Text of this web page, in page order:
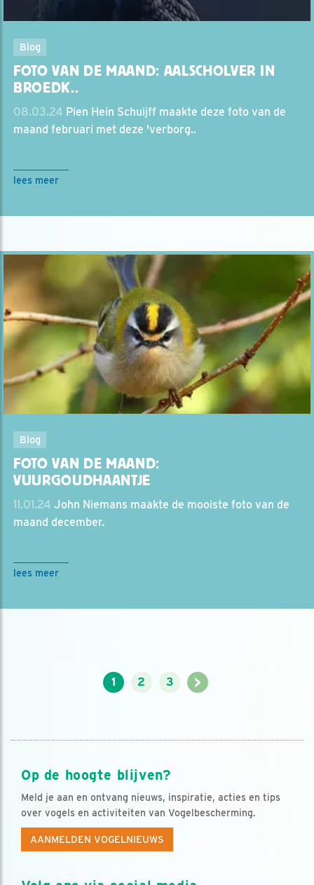
Blog
FOTO VAN DE MAAND: AALSCHOLVER IN
BROEDK..
08.03.24 Pien Hein Schuijff maakte deze foto van de
maand februari met deze 'verborg..
lees meer
Blog
FOTO VAN DE MAAND:
VUURGOUDHAANTJE
11.01.24 John Niemans maakte de mooiste foto van de
maand december.
lees meer
1 2 3 >
Op de hoogte blijven?
Meld je aan en ontvang nieuws, inspiratie, acties en tips
over vogels en activiteiten van Vogelbescherming.
AANMELDEN VOGELNIEUWS